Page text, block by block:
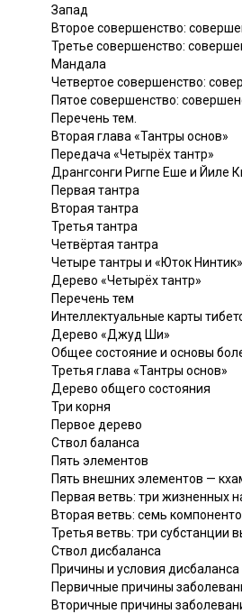
Запад
Второе совершенство:
Третье совершенство:
Мандала
Четвертое совершенство:
Пятое совершенство:
Перечень тем.
Вторая глава «Тантры основ»
Передача «Четырёх тантр»
Дрангсонги Ригпе Еше и Йиле
Первая тантра
Вторая тантра
Третья тантра
Четвёртая тантра
Четыре тантры и «Юток Нинтик»
Дерево «Четырёх тантр»
Перечень тем
Интеллектуальные карты
Дерево «Джуд Ши»
Общее состояние и основы
Третья глава «Тантры основ»
Дерево общего состояния
Три корня
Первое дерево
Ствол баланса
Пять элементов
Пять внешних элементов —
Первая ветвь: три жизненных
Вторая ветвь: семь
Третья ветвь: три субстанции
Ствол дисбаланса
Причины и условия дисбаланса
Первичные причины
Вторичные причины